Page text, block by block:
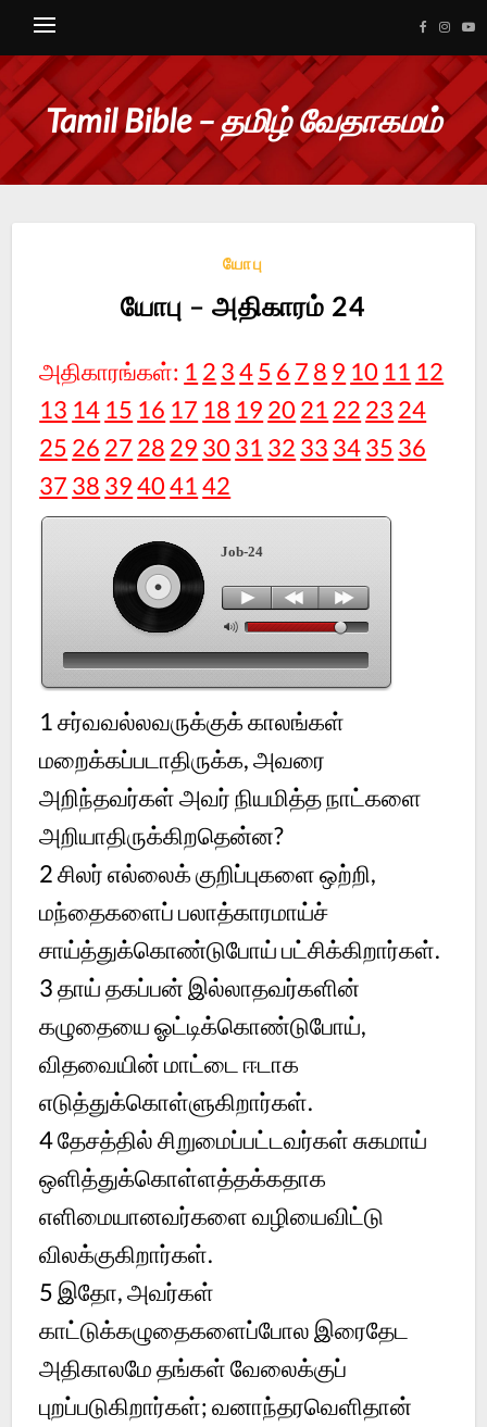
Tamil Bible – தமிழ் வேதாகமம்
யோபு
யோபு – அதிகாரம் 24
அதிகாரங்கள்: 1 2 345 6 7 8 9 10 11 12
13 14 15 16 17 18 19 20 21 22 23 24
25 26 27 28 29 30 31 32 33 3435 36
37 38 39404142
Job-24
1 சர்வவல்லவருக்குக் காலங்கள்
மறைக்கப்படாதிருக்க, அவரை
அறிந்தவர்கள் அவர் நியமித்த நாட்களை
அறியாதிருக்கிறதென்ன?
2 சிலர் எல்லைக் குறிப்புகளை ஒற்றி,
மந்தைகளைப் பலாத்காரமாய்ச்
சாய்த்துக்கொண்டுபோய் பட்சிக்கிறார்கள்.
3 தாய் தகப்பன் இல்லாதவர்களின்
கழுதையை ஓட்டிக்கொண்டுபோய்,
விதவையின் மாட்டை ஈடாக
எடுத்துக்கொள்ளுகிறார்கள்.
4 தேசத்தில் சிறுமைப்பட்டவர்கள் சுகமாய்
ஒளித்துக்கொள்ளத்தக்கதாக
எளிமையானவர்களை வழியைவிட்டு
விலக்குகிறார்கள்.
5 இதோ, அவர்கள்
காட்டுக்கழுதைகளைப்போல இரைதேட
அதிகாலமே தங்கள் வேலைக்குப்
புறப்படுகிறார்கள்; வனாந்தரவெளிதான்